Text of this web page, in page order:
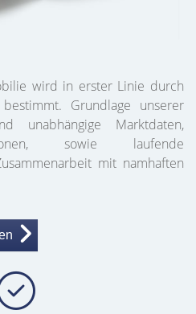
wird in erster Linie durch
Grundlage unserer
unabhängige Marktdaten,
sowie laufende
mit namhaften